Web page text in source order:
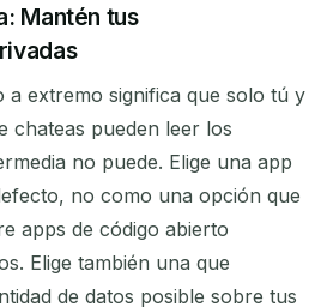
Mantén tus
a extremo significa que solo tú y
chateas pueden leer los
no puede. Elige una app
no como una opción que
apps de código abierto
Elige también una que
de datos posible sobre tus